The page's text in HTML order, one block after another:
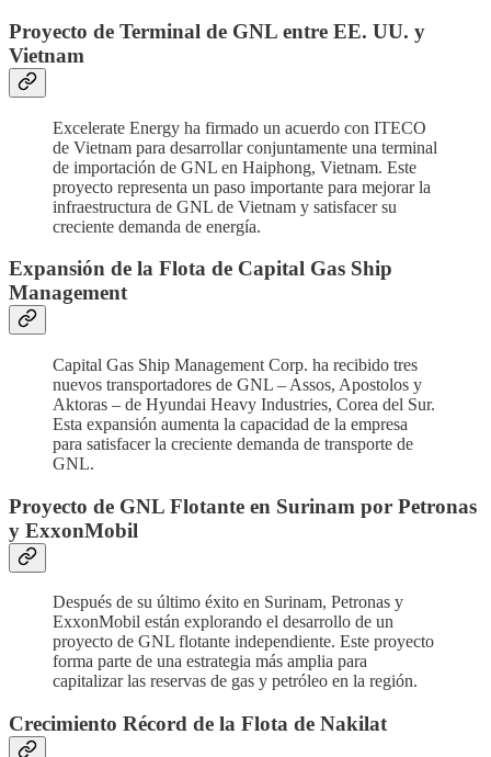
Proyecto de Terminal de GNL entre EE. UU. y
Vietnam
Excelerate Energy ha firmado un acuerdo con ITECO
de Vietnam para desarrollar conjuntamente una terminal
de importación de GNL en Haiphong, Vietnam. Este
proyecto representa un paso importante para mejorar la
infraestructura de GNL de Vietnam y satisfacer su
creciente demanda de energía.
Expansión de la Flota de Capital Gas Ship
Management
Capital Gas Ship Management Corp. ha recibido tres
nuevos transportadores de GNL – Assos, Apostolos y
Aktoras – de Hyundai Heavy Industries, Corea del Sur.
Esta expansión aumenta la capacidad de la empresa
para satisfacer la creciente demanda de transporte de
GNL.
Proyecto de GNL Flotante en Surinam por Petronas
y ExxonMobil
Después de su último éxito en Surinam, Petronas y
ExxonMobil están explorando el desarrollo de un
proyecto de GNL flotante independiente. Este proyecto
forma parte de una estrategia más amplia para
capitalizar las reservas de gas y petróleo en la región.
Crecimiento Récord de la Flota de Nakilat